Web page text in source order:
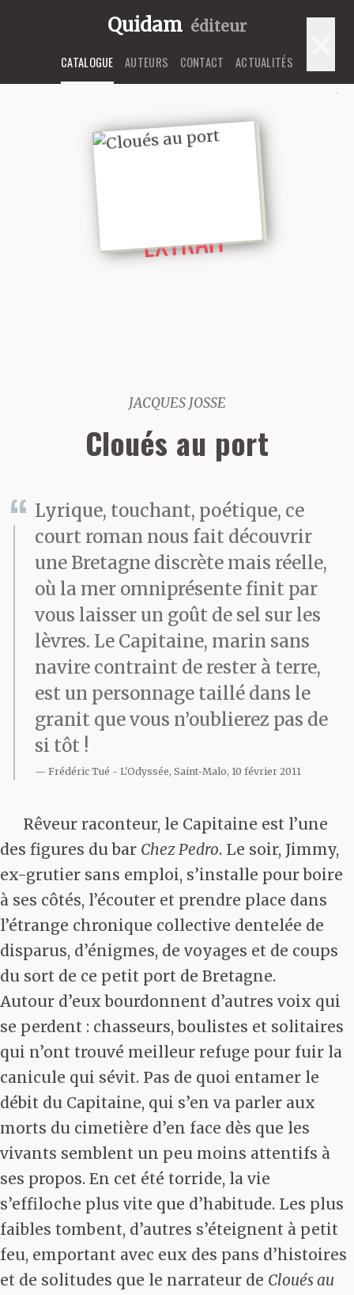
Quidam éditeur
CATALOGUE AUTEURS CONTACT ACTUALITÉS
EXTRAIT
JACQUES JOSSE
Cloués au port
Lyrique, touchant, poétique, ce
court roman nous fait découvrir
une Bretagne discrète mais réelle,
où la mer omniprésente finit par
vous laisser un goût de sel sur les
lèvres. Le Capitaine, marin sans
navire contraint de rester à terre,
est un personnage taillé dans le
granit que vous n’oublierez pas de
si tôt !
Frédéric Tué L'Odyssée, Saint-Malo, 10 février 2011
Rêveur raconteur, le Capitaine est l’une
des figures du bar Chez Pedro. Le soir, Jimmy,
ex-grutier sans emploi, s’installe pour boire
à ses côtés, l’écouter et prendre place dans
l’étrange chronique collective dentelée de
disparus, d’énigmes, de voyages et de coups
du sort de ce petit port de Bretagne.
Autour d’eux bourdonnent d’autres voix qui
se perdent : chasseurs, boulistes et solitaires
qui n’ont trouvé meilleur refuge pour fuir la
canicule qui sévit. Pas de quoi entamer le
débit du Capitaine, qui s’en va parler aux
morts du cimetière d’en face dès que les
vivants semblent un peu moins attentifs à
ses propos. En cet été torride, la vie
s’effiloche plus vite que d’habitude. Les plus
faibles tombent, d’autres s’éteignent à petit
feu, emportant avec eux des pans d’histoires
et de solitudes que le narrateur de Cloués au